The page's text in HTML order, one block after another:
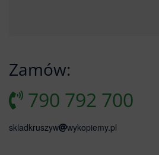
Zamów:
790 792 700
skladkruszyw wykopiemy.pl